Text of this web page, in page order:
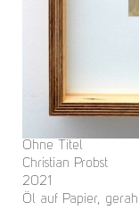
Ohne Titel
Christian Probst
2021
Öl auf Papier,